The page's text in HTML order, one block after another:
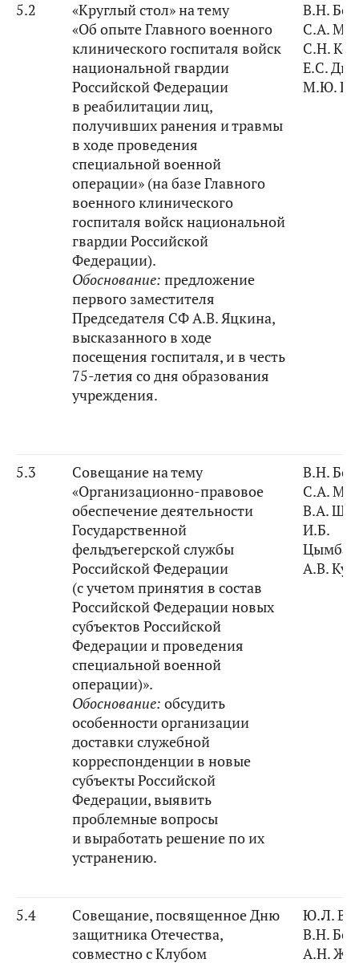
5.2
«Круглый стол» на тему
«Об опыте Главного военного
клинического госпиталя войск
национальной гвардии
Российской Федерации
в реабилитации лиц,
получивших ранения и травмы
в ходе проведения
специальной военной
операции» (на базе Главного
военного клинического
госпиталя войск национальной
гвардии Российской
Федерации).
Обоснование: предложение
первого заместителя
Председателя СФ А.В. Яцкина,
высказанного в ходе
посещения госпиталя, и в честь
75-летия со дня образования
учреждения.
В.Н.
С.А.
С.Н.
Е.С.
М.Ю.
5.3
Совещание на тему
«Организационно-правовое
обеспечение деятельности
Государственной
фельдъегерской службы
Российской Федерации
(с учетом принятия в состав
Российской Федерации новых
субъектов Российской
Федерации и проведения
специальной военной
операции)».
Обоснование: обсудить
особенности организации
доставки служебной
корреспонденции в новые
субъекты Российской
Федерации, выявить
проблемные вопросы
и выработать решение по их
устранению.
В.Н.
С.А.
В.А.
И.Б.
А.В.
5.4
Совещание, посвященное Дню
защитника Отечества,
совместно с Клубом
Ю.Л.
В.Н.
А.Н.